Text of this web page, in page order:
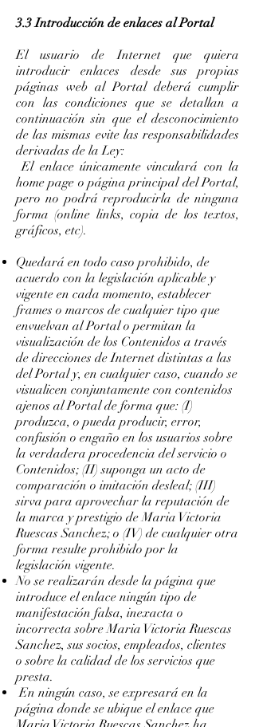
3.3 Introducción de enlaces al Portal
El usuario de Internet que quiera
introducir enlaces desde sus propias
páginas web al Portal deberá cumplir
con las condiciones que se detallan a
continuación sin que el desconocimiento
de las mismas evite las responsabilidades
derivadas de la Ley:
El enlace únicamente vinculará con la
home page o página principal del Portal,
pero no podrá reproducirla de ninguna
forma (online links, copia de los textos,
gráficos, etc).
Quedará en todo caso prohibido, de
acuerdo con la legislación aplicable y
vigente en cada momento, establecer
frames o marcos de cualquier tipo que
envuelvan al Portal o permitan la
visualización de los Contenidos a través
de direcciones de Internet distintas a las
del Portal y, en cualquier caso, cuando se
visualicen conjuntamente con contenidos
ajenos al Portal de forma que: (I)
produzca, o pueda producir, error,
confusión o engaño en los usuarios sobre
la verdadera procedencia del servicio o
Contenidos; (II) suponga un acto de
comparación o imitación desleal; (III)
sirva para aprovechar la reputación de
la marca y prestigio de Maria Victoria
Ruescas Sanchez; o (IV) de cualquier otra
forma resulte prohibido por la
legislación vigente.
No se realizarán desde la página que
introduce el enlace ningún tipo de
manifestación falsa, inexacta o
incorrecta sobre Maria Victoria Ruescas
Sanchez, sus socios, empleados, clientes
o sobre la calidad de los servicios que
presta.
En ningún caso, se expresará en la
página donde se ubique el enlace que